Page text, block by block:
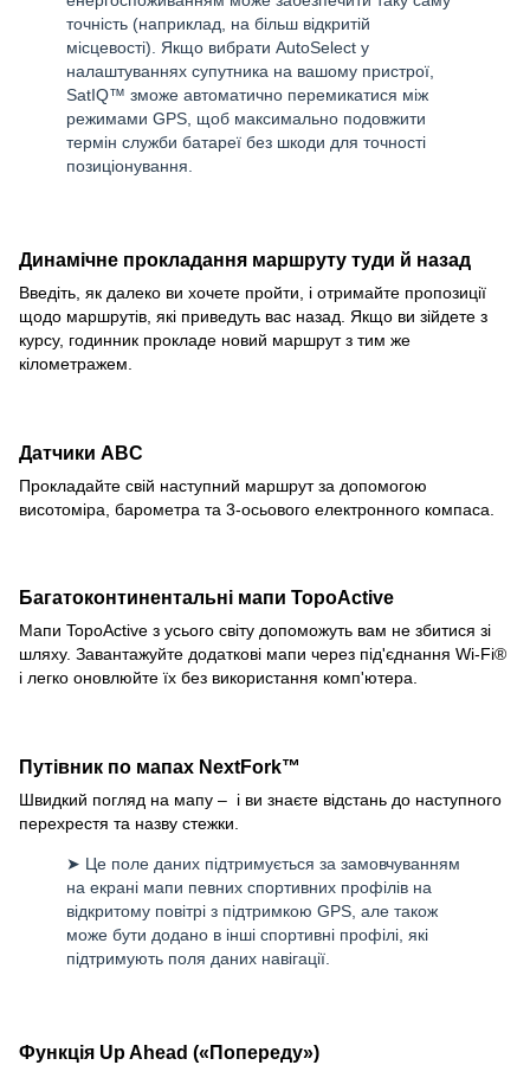
точність (наприклад, на більш відкритій
місцевості). Якщо вибрати AutoSelect у
налаштуваннях супутника на вашому пристрої,
SatIQ™ зможе автоматично перемикатися між
режимами GPS, щоб максимально подовжити
термін служби батареї без шкоди для точності
позиціонування.
Динамічне прокладання маршруту туди й назад
Введіть, як далеко ви хочете пройти, і отримайте пропозиції
щодо маршрутів, які приведуть вас назад. Якщо ви зійдете з
курсу, годинник прокладе новий маршрут з тим же
кілометражем.
Датчики ABC
Прокладайте свій наступний маршрут за допомогою
висотоміра, барометра та 3-осьового електронного компаса.
Багатоконтинентальні мапи TopoActive
Мапи TopoActive з усього світу допоможуть вам не збитися зі
шляху. Завантажуйте додаткові мапи через під'єднання Wi-Fi®
і легко оновлюйте їх без використання комп'ютера.
Путівник по мапах NextFork™
Швидкий погляд на мапу – і ви знаєте відстань до наступного
перехрестя та назву стежки.
➤ Це поле даних підтримується за замовчуванням
на екрані мапи певних спортивних профілів на
відкритому повітрі з підтримкою GPS, але також
може бути додано в інші спортивні профілі, які
підтримують поля даних навігації.
Функція Up Ahead («Попереду»)